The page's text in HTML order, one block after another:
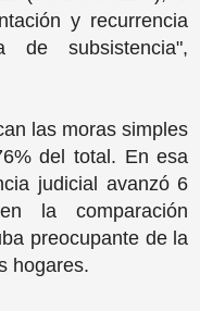
y recurrencia
de subsistencia",
las moras simples
del total. En esa
judicial avanzó 6
la comparación
preocupante de la
hogares.